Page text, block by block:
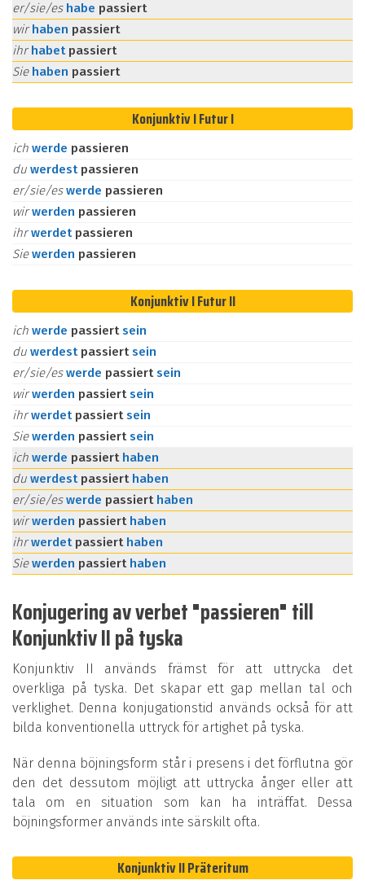
er/sie/es habe passiert
wirhaben passiert
ihrhabet passiert
Sie haben passiert
Konjunktiv I Futur I
ich werde passieren
du werdest passieren
er/sie/eswerde passieren
wirwerden passieren
ihrwerdet passieren
Siewerden passieren
Konjunktiv I Futur II
ich werde passiertsein
du werdest passiertsein
er/sie/eswerde passiertsein
wirwerden passiertsein
ihrwerdet passiertsein
Siewerden passiertsein
ich werde passiert haben
du werdest passiert haben
er/sie/eswerde passiert haben
wirwerden passiert haben
ihrwerdet passiert haben
Siewerden passiert haben
Konjugering av verbet "passieren" till
Konjunktiv II på tyska
Konjunktiv II används främst för att uttrycka det
overkliga på tyska. Det skapar ett gap mellan tal och
verklighet. Denna konjugationstid används också för att
bilda konventionella uttryck för artighet på tyska.
När denna böjningsform står i presens i det förflutna gör
den det dessutom möjligt att uttrycka ånger eller att
tala om en situation som kan ha inträffat. Dessa
böjningsformer används inte särskilt ofta.
Konjunktiv II Präteritum